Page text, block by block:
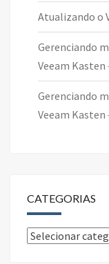
Atualizando o
Gerenciando
Veeam Kasten
Gerenciando
Veeam Kasten
CATEGORIAS
Categorias